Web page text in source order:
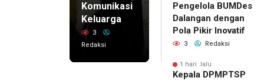
Komunikasi
Keluarga
3
Redaksi
Pengelola BUMDes
Dalangan dengan
Pola Pikir Inovatif
3 Redaksi
1 hari lalu
Kepala DPMPTSP